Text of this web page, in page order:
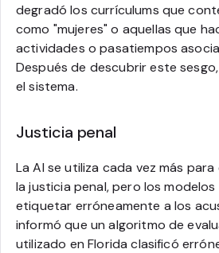
degradó los currículums que
como "mujeres" o aquellas que
actividades o pasatiempos
Después de descubrir este
el sistema.
Justicia penal
La AI se utiliza cada vez más
la justicia penal, pero los
etiquetar erróneamente a los
informó que un algoritmo de
utilizado en Florida clasificó